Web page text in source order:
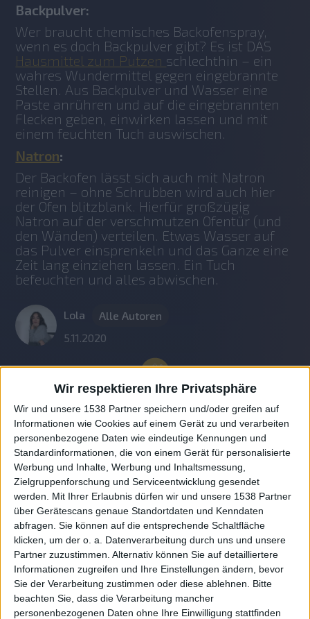
Wir respektieren Ihre Privatsphäre
Wir und unsere 1538 Partner speichern und/oder greifen auf
Informationen wie Cookies auf einem Gerät zu und verarbeiten
personenbezogene Daten wie eindeutige Kennungen und
Standardinformationen, die von einem Gerät für personalisierte
Werbung und Inhalte, Werbung und Inhaltsmessung,
Zielgruppenforschung und Serviceentwicklung gesendet
werden.
Mit Ihrer Erlaubnis dürfen wir und unsere 1538 Partner
über Gerätescans genaue Standortdaten und Kenndaten
abfragen. Sie können auf die entsprechende Schaltfläche
klicken, um der o. a. Datenverarbeitung durch uns und unsere
Partner zuzustimmen. Alternativ können Sie auf detailliertere
Informationen zugreifen und Ihre Einstellungen ändern, bevor
Sie der Verarbeitung zustimmen oder diese ablehnen.
Bitte
beachten Sie, dass die Verarbeitung mancher
personenbezogenen Daten ohne Ihre Einwilligung stattfinden
Backpulver:
Wer braucht chemisches Backofenspray,
Hausmittel zum Putzen schlechthin – ein
wahres Wundermittel gegen eingebrannte
Stellen. Aus Backpulver und Wasser eine
Paste anrühren und auf die eingebrannten
Flecken geben, einwirken lassen und mit
einem feuchten Tuch auswischen.
Natron:
Der Backofen lässt sich auch mit Natron
reinigen – ohne Schrubben wird auch hier
der Ofen blitzblank. Hierfür großzügig
Natron auf der verschmutzen Ofentür (und
den Wänden) verteilen. Etwas Wasser auf
das Pulver einsprenkeln und das Ganze eine
Zeit lang einziehen lassen. Ein Tuch
befeuchten und alles abwischen.
Lola
Alle Autoren
5.11.2020
Auf DESMONDO findet Ihr Inspirationen für
individuelles, gemütliches und intelligentes Wohnen,
die aktuellsten Einrichtungstrends und Informatives zu
neuesten Smart Home Systemen.
Rechtliches
Impressum